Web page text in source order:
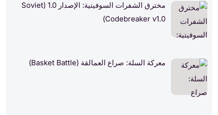
مخترق الشفرات السوفيتية: الإصدار 1.0 (Soviet
Codebreaker v1.0)
معركة السلة: صراع العمالقة (Basket Battle)